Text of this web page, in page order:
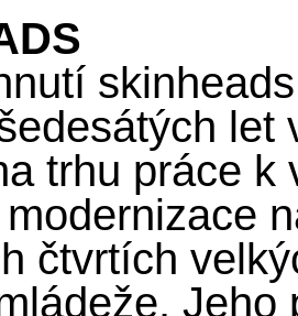
let
trhu práce k
čtvrtích